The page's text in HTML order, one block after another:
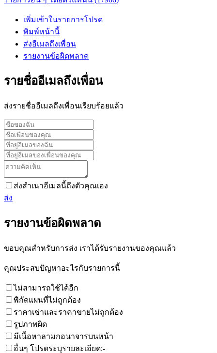
เพิ่มเข้าในรายการโปรด
พิมพ์หน้านี้
ส่งอีเมลถึงเพื่อน
รายงานข้อผิดพลาด
รายชื่ออีเมลถึงเพื่อน
ส่งรายชื่ออีเมลถึงเพื่อนเรียบร้อยแล้ว
ส่งสำเนาอีเมลนี้ถึงตัวคุณเอง
ส่ง
รายงานข้อผิดพลาด
ขอบคุณสำหรับการส่ง เราได้รับรายงานของคุณแล้ว
คุณประสบปัญหาอะไรกับรายการนี้
ไม่สามารถใช้ได้อีก
พิกัดแผนที่ไม่ถูกต้อง
ราคาเช่าและราคาขายไม่ถูกต้อง
รูปภาพผิด
มีเนื้อหาลามกอนาจารบนหน้า
อื่นๆ โปรดระบุรายละเอียด:-